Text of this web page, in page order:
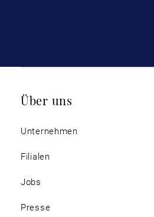
Über uns
Unternehmen
Filialen
Jobs
Presse